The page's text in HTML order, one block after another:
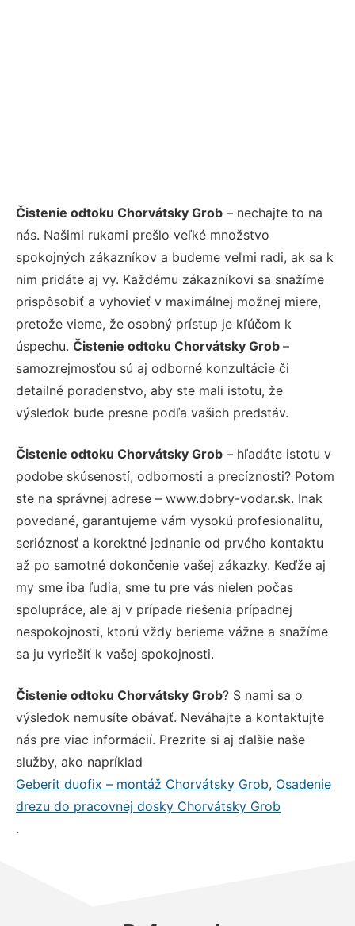
Čistenie odtoku Chorvátsky Grob – nechajte to na
nás. Našimi rukami prešlo veľké množstvo
spokojných zákazníkov a budeme veľmi radi, ak sa k
nim pridáte aj vy. Každému zákazníkovi sa snažíme
prispôsobiť a vyhovieť v maximálnej možnej miere,
pretože vieme, že osobný prístup je kľúčom k
úspechu. Čistenie odtoku Chorvátsky Grob –
samozrejmosťou sú aj odborné konzultácie či
detailné poradenstvo, aby ste mali istotu, že
výsledok bude presne podľa vašich predstáv.
Čistenie odtoku Chorvátsky Grob – hľadáte istotu v
podobe skúseností, odbornosti a precíznosti? Potom
ste na správnej adrese – www.dobry-vodar.sk. Inak
povedané, garantujeme vám vysokú profesionalitu,
serióznosť a korektné jednanie od prvého kontaktu
až po samotné dokončenie vašej zákazky. Keďže aj
my sme iba ľudia, sme tu pre vás nielen počas
spolupráce, ale aj v prípade riešenia prípadnej
nespokojnosti, ktorú vždy berieme vážne a snažíme
sa ju vyriešiť k vašej spokojnosti.
Čistenie odtoku Chorvátsky Grob? S nami sa o
výsledok nemusíte obávať. Neváhajte a kontaktujte
nás pre viac informácií. Prezrite si aj ďalšie naše
služby, ako napríklad
Geberit duofix – montáž Chorvátsky Grob, Osadenie
drezu do pracovnej dosky Chorvátsky Grob
.